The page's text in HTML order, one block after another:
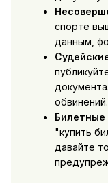
спорте
данным,
обвинений.
Билетные
"купить
давайте